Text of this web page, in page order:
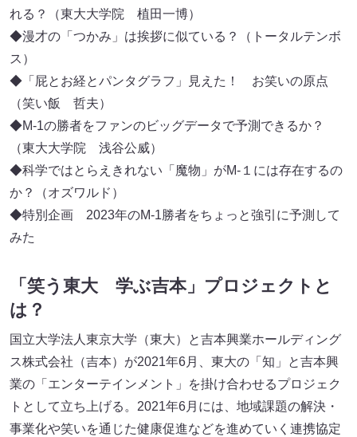
れる？（東大大学院 植田一博）
◆漫才の「つかみ」は挨拶に似ている？（トータルテンボ
ス）
◆「屁とお経とパンタグラフ」見えた！ お笑いの原点
（笑い飯 哲夫）
◆M-1の勝者をファンのビッグデータで予測できるか？
（東大大学院 浅谷公威）
◆科学ではとらえきれない「魔物」がM-１には存在するの
か？（オズワルド）
◆特別企画 2023年のM-1勝者をちょっと強引に予測して
みた
「笑う東大 学ぶ吉本」プロジェクトと
は？
国立大学法人東京大学（東大）と吉本興業ホールディング
ス株式会社（吉本）が2021年6月、東大の「知」と吉本興
業の「エンターテインメント」を掛け合わせるプロジェク
トとして立ち上げる。2021年6月には、地域課題の解決・
事業化や笑いを通じた健康促進などを進めていく連携協定